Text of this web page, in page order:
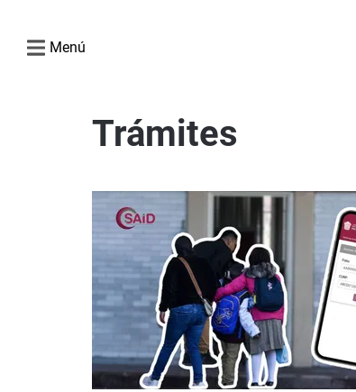
Menú
Trámites